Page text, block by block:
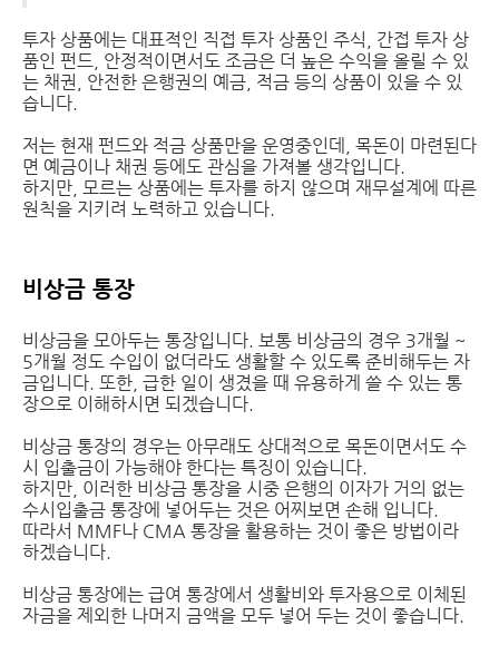
투자 상품에는 대표적인 직접 투자 상품인 주식, 간접 투자 상
품인 펀드, 안정적이면서도 조금은 더 높은 수익을 올릴 수 있
는 채권, 안전한 은행권의 예금, 적금 등의 상품이 있을 수 있
습니다.
저는 현재 펀드와 적금 상품만을 운영중인데, 목돈이 마련된다
면 예금이나 채권 등에도 관심을 가져볼 생각입니다.
하지만, 모르는 상품에는 투자를 하지 않으며 재무설계에 따른
원칙을 지키려 노력하고 있습니다.
비상금 통장
비상금을 모아두는 통장입니다. 보통 비상금의 경우 3개월 ~
5개월 정도 수입이 없더라도 생활할 수 있도록 준비해두는 자
금입니다. 또한, 급한 일이 생겼을 때 유용하게 쓸 수 있는 통
장으로 이해하시면 되겠습니다.
비상금 통장의 경우는 아무래도 상대적으로 목돈이면서도 수
시 입출금이 가능해야 한다는 특징이 있습니다.
하지만, 이러한 비상금 통장을 시중 은행의 이자가 거의 없는
수시입출금 통장에 넣어두는 것은 어찌보면 손해 입니다.
따라서 MMF나 CMA 통장을 활용하는 것이 좋은 방법이라
하겠습니다.
비상금 통장에는 급여 통장에서 생활비와 투자용으로 이체된
자금을 제외한 나머지 금액을 모두 넣어 두는 것이 좋습니다.